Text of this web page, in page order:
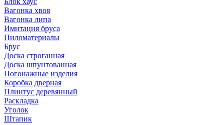
Вагонка хвоя
Вагонка липа
Имитация бруса
Пиломатериалы
Брус
Доска строганная
Доска шпунтованная
Погонажные изделия
Коробка дверная
Плинтус деревянный
Раскладка
Уголок
Штапик